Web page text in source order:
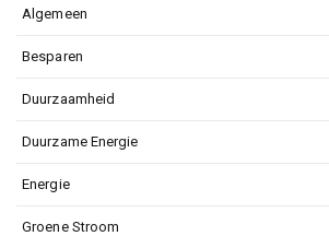
Algemeen
Besparen
Duurzaamheid
Duurzame Energie
Energie
Groene Stroom